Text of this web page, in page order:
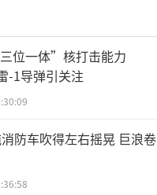
位一体”核打击能力
-1导弹引关注
防车吹得左右摇晃 巨浪卷